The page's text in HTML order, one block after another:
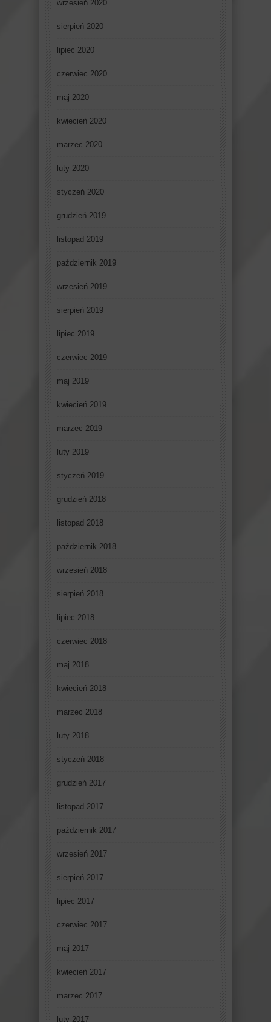
wrzesień 2020
sierpień 2020
lipiec 2020
czerwiec 2020
maj 2020
kwiecień 2020
marzec 2020
luty 2020
styczeń 2020
grudzień 2019
listopad 2019
październik 2019
wrzesień 2019
sierpień 2019
lipiec 2019
czerwiec 2019
maj 2019
kwiecień 2019
marzec 2019
luty 2019
styczeń 2019
grudzień 2018
listopad 2018
październik 2018
wrzesień 2018
sierpień 2018
lipiec 2018
czerwiec 2018
maj 2018
kwiecień 2018
marzec 2018
luty 2018
styczeń 2018
grudzień 2017
listopad 2017
październik 2017
wrzesień 2017
sierpień 2017
lipiec 2017
czerwiec 2017
maj 2017
kwiecień 2017
marzec 2017
luty 2017